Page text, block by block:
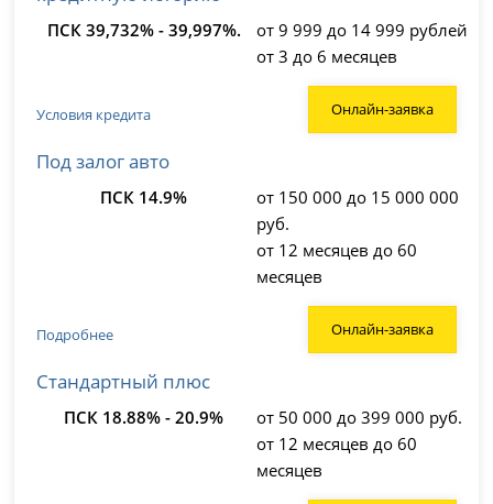
ПСК 39,732% - 39,997%.
от 9 999 до 14 999 рублей
от 3 до 6 месяцев
Условия кредита Онлайн-заявка
Под залог авто
ПСК 14.9%
от 150 000 до 15 000 000
руб.
от 12 месяцев до 60
месяцев
Подробнее Онлайн-заявка
Стандартный плюс
ПСК 18.88% - 20.9%
от 50 000 до 399 000 руб.
от 12 месяцев до 60
месяцев